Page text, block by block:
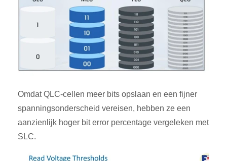
Omdat QLC-cellen meer bits opslaan en een fijner
spanningsonderscheid vereisen, hebben ze een
aanzienlijk hoger bit error percentage vergeleken met
SLC.